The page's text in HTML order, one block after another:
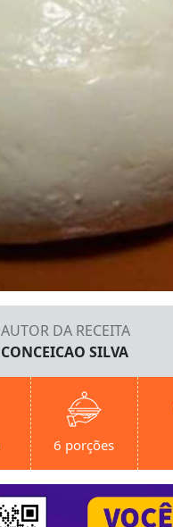
AUTOR DA RECEITA
CONCEICAO SILVA
6 porções